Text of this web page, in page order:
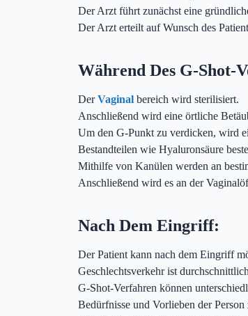
Der Arzt führt zunächst eine
Der Arzt erteilt auf Wunsch des
Während Des G-Shot-
DerVaginal bereich wird sterilisiert.
Anschließend wird eine örtliche
Um den G-Punkt zu verdicken, wird
Bestandteilen wie Hyaluronsäure
Mithilfe von Kanülen werden an
Anschließend wird es an der
Nach Dem Eingriff:
Der Patient kann nach dem Eingriff
Geschlechtsverkehr ist
G-Shot-Verfahren können
Bedürfnisse und Vorlieben der